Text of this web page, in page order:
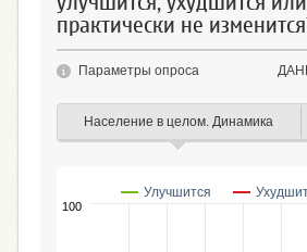
практически не
Параметры опроса
Население в целом. Динамика
Улучшится
100